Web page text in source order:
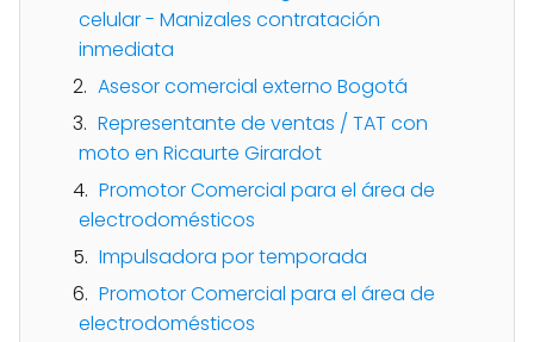
celular - Manizales contratación
inmediata
Asesor comercial externo Bogotá
Representante de ventas / TAT con
moto en Ricaurte Girardot
Promotor Comercial para el área de
electrodomésticos
Impulsadora por temporada
Promotor Comercial para el área de
electrodomésticos